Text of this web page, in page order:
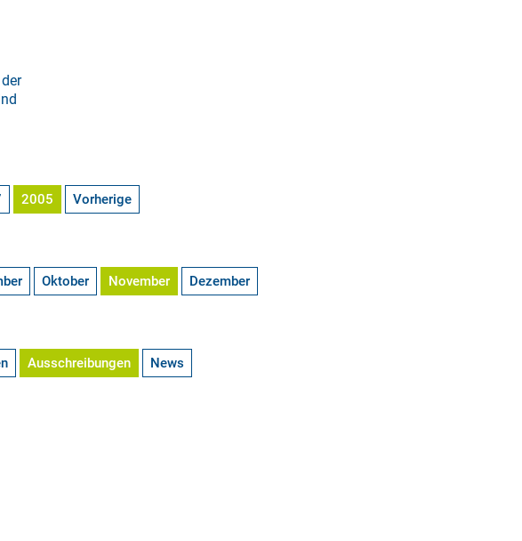
2005 Vorherige
Oktober November Dezember
Ausschreibungen News